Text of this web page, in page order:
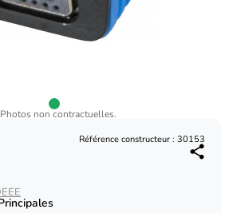
Photos non contractuelles.
Référence constructeur : 30153